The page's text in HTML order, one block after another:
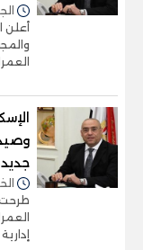
الجمعة
أعلن
الخميس
طرحت